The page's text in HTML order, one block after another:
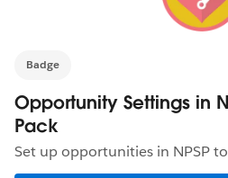
Badge
Opportunity Settings in
Pack
Set up opportunities in NPSP